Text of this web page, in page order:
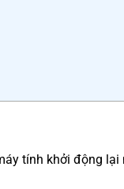
tính khởi động